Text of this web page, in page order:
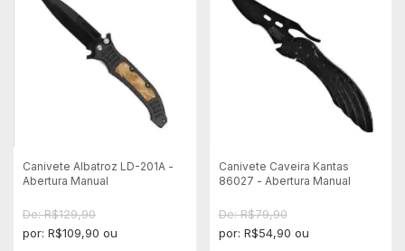
Canivete Albatroz LD-201A -
Abertura Manual
De: R$129,90
por: R$109,90 ou
Canivete Caveira Kantas
86027 - Abertura Manual
De: R$79,90
por: R$54,90 ou